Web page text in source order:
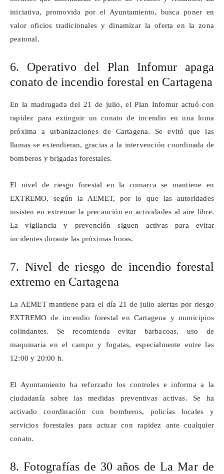
iniciativa, promovida por el Ayuntamiento, busca poner en
valor oficios tradicionales y dinamizar la oferta en la zona
peatonal.
6. Operativo del Plan Infomur apaga
conato de incendio forestal en Cartagena
En la madrugada del 21 de julio, el Plan Infomur actuó con
rapidez para extinguir un conato de incendio en una loma
próxima a urbanizaciones de Cartagena. Se evitó que las
llamas se extendieran, gracias a la intervención coordinada de
bomberos y brigadas forestales.
El nivel de riesgo forestal en la comarca se mantiene en
EXTREMO, según la AEMET, por lo que las autoridades
insisten en extremar la precaución en actividades al aire libre.
La vigilancia y prevención siguen activas para evitar
incidentes durante las próximas horas.
7. Nivel de riesgo de incendio forestal
extremo en Cartagena
La AEMET mantiene para el día 21 de julio alertas por riesgo
EXTREMO de incendio forestal en Cartagena y municipios
colindantes. Se recomienda evitar barbacoas, uso de
maquinaria en el campo y fogatas, especialmente entre las
12:00 y 20:00 h.
El Ayuntamiento ha reforzado los controles e informa a la
ciudadanía sobre las medidas preventivas activas. Se ha
activado coordinación con bomberos, policías locales y
servicios forestales para actuar con rapidez ante cualquier
conato.
8. Fotografías de 30 años de La Mar de